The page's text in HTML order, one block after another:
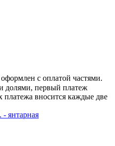
с оплатой частями.
долями, первый платеж
платежа вносится каждые две
янтарная